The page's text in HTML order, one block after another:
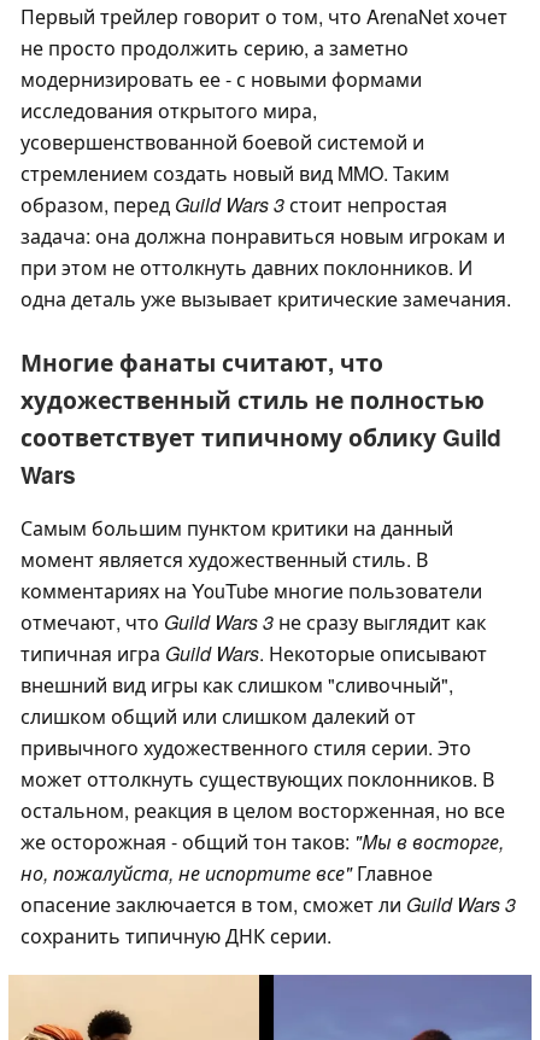
Первый трейлер говорит о том, что ArenaNet хочет
не просто продолжить серию, а заметно
модернизировать ее - с новыми формами
исследования открытого мира,
усовершенствованной боевой системой и
стремлением создать новый вид MMO. Таким
образом, перед Guild Wars 3стоит непростая
задача: она должна понравиться новым игрокам и
при этом не оттолкнуть давних поклонников. И
одна деталь уже вызывает критические замечания.
Многие фанаты считают, что
художественный стиль не полностью
соответствует типичному облику Guild
Wars
Самым большим пунктом критики на данный
момент является художественный стиль. В
комментариях на YouTube многие пользователи
отмечают, что Guild Wars 3 не сразу выглядит как
типичная игра Guild Wars. Некоторые описывают
внешний вид игры как слишком "сливочный",
слишком общий или слишком далекий от
привычного художественного стиля серии. Это
может оттолкнуть существующих поклонников. В
остальном, реакция в целом восторженная, но все
же осторожная - общий тон таков: "Мы в восторге,
но, пожалуйста, не испортите все"Главное
опасение заключается в том, сможет ли Guild Wars 3
сохранить типичную ДНК серии.